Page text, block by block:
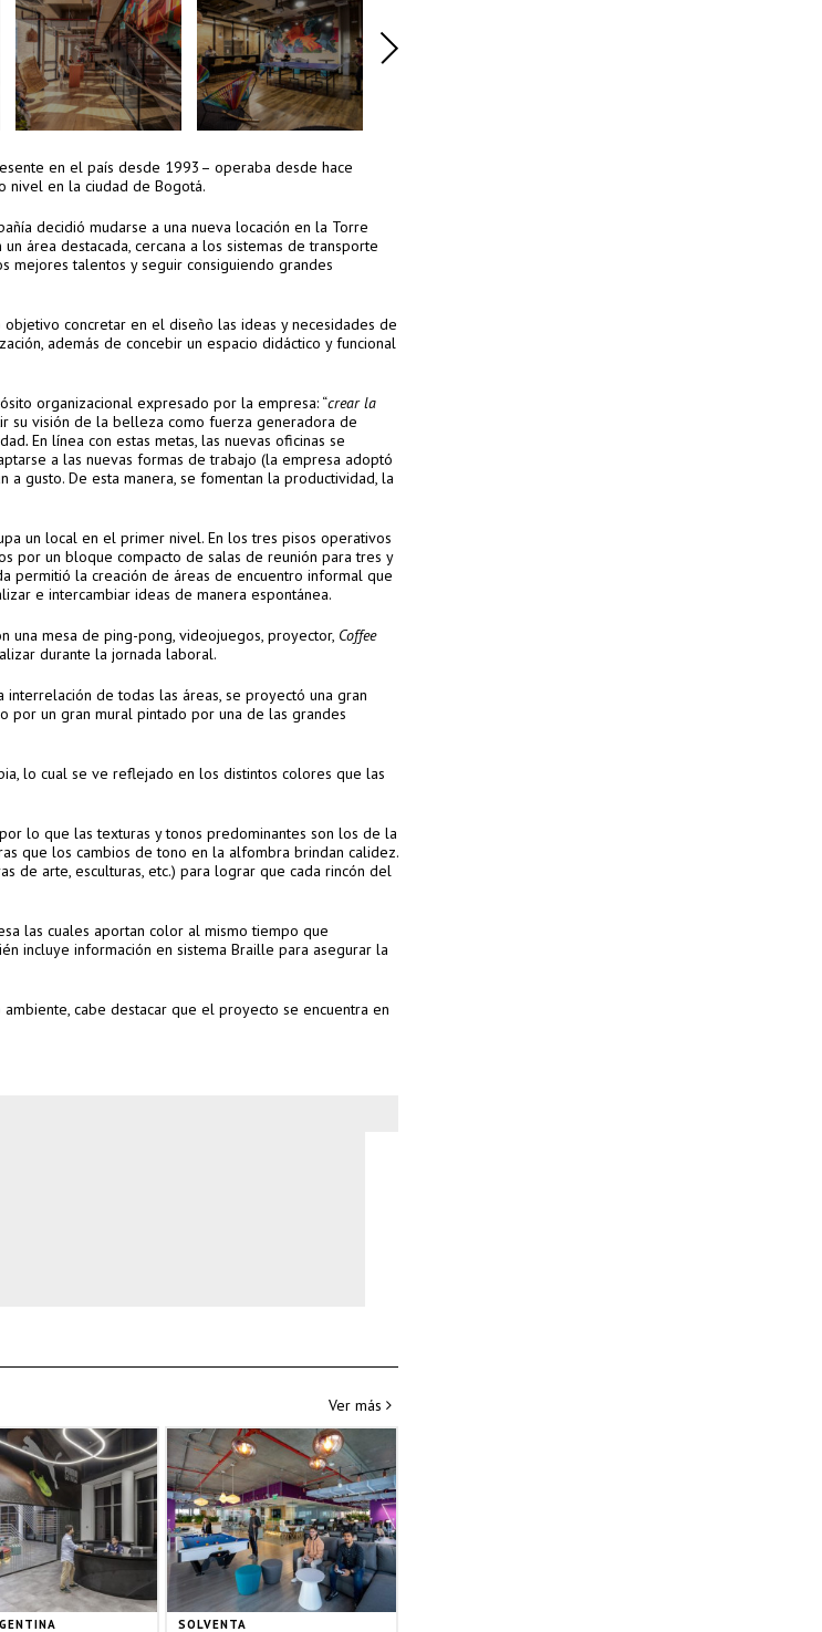
en el país desde 1993– operaba desde hace
nivel en la ciudad de Bogotá.
decidió mudarse a una nueva locación en la Torre
área destacada, cercana a los sistemas de transporte
mejores talentos y seguir consiguiendo grandes
concretar en el diseño las ideas y necesidades de
además de concebir un espacio didáctico y funcional
organizacional expresado por la empresa: “crear la
su visión de la belleza como fuerza generadora de
. En línea con estas metas, las nuevas oficinas se
a las nuevas formas de trabajo (la empresa adoptó
gusto. De esta manera, se fomentan la productividad, la
un local en el primer nivel. En los tres pisos operativos
por un bloque compacto de salas de reunión para tres y
permitió la creación de áreas de encuentro informal que
e intercambiar ideas de manera espontánea.
una mesa de ping-pong, videojuegos, proyector, Coffee
durante la jornada laboral.
de todas las áreas, se proyectó una gran
por un gran mural pintado por una de las grandes
lo cual se ve reflejado en los distintos colores que las
lo que las texturas y tonos predominantes son los de la
que los cambios de tono en la alfombra brindan calidez.
de arte, esculturas, etc.) para lograr que cada rincón del
las cuales aportan color al mismo tiempo que
incluye información en sistema Braille para asegurar la
cabe destacar que el proyecto se encuentra en
Ver más
SOLVENTA